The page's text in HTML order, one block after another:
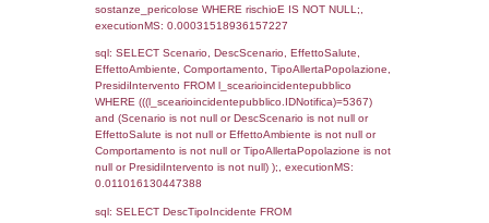
(((f_territori_limitrofi.IDNotifica)=5367) AND
0.069423913955688
sql: SELECT f_territori_limitrofi.Distanza,
f_territori_limitrofi.Direzione,
f_territori_limitrofi.Denominazione,
rofi.DescAltro FROM f_territori_limitrofi